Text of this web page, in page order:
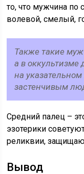
то, что мужчина по
волевой, смелый,
Также такие
а в оккультизме
на
застенчивым
Средний палец –
эзотерики
реликвии,
Вывод